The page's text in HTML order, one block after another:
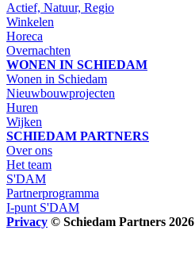
Actief, Natuur, Regio
Winkelen
Horeca
Overnachten
WONEN IN SCHIEDAM
Wonen in Schiedam
Nieuwbouwprojecten
Huren
Wijken
SCHIEDAM PARTNERS
Over ons
Het team
S'DAM
Partnerprogramma
I-punt S'DAM
Privacy © Schiedam Partners 2026